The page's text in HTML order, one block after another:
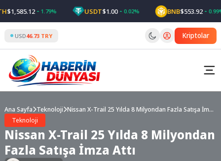
to
content
1.79% USDT$1.00 0.02% BNB$553.92 0.99%
USD46.73 TRY Kriptolar
Ana Sayfa Teknoloji Nissan X-Trail 25 Yılda 8 Milyondan Fazla Satışa İmza
Teknoloji
Nissan X-Trail 25 Yılda 8 Milyondan
Fazla Satışa İmza Attı